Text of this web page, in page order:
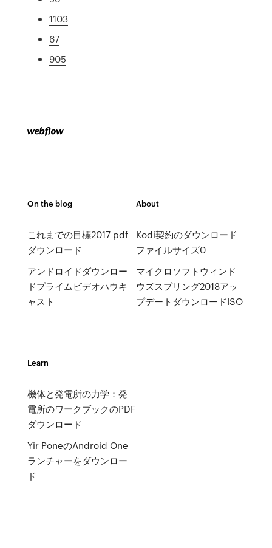
1103
67
905
On the blog
これまでの目標2017 pdf
ダウンロード
アンドロイドダウンロー
ドプライムビデオハウキ
ャスト
About
Kodi契約のダウンロード
ファイルサイズ0
マイクロソフトウィンド
ウズスプリング2018アッ
プデートダウンロードISO
Learn
機体と発電所の力学：発
電所のワークブックのPDF
ダウンロード
Yir PoneのAndroid One
ランチャーをダウンロー
ド